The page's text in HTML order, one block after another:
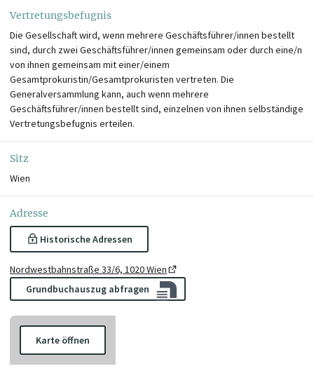
Vertretungsbefugnis
Die Gesellschaft wird, wenn mehrere Geschäftsführer/innen bestellt
sind, durch zwei Geschäftsführer/innen gemeinsam oder durch eine/n
von ihnen gemeinsam mit einer/einem
Gesamtprokuristin/Gesamtprokuristen vertreten. Die
Generalversammlung kann, auch wenn mehrere
Geschäftsführer/innen bestellt sind, einzelnen von ihnen selbständige
Vertretungsbefugnis erteilen.
Sitz
Wien
Adresse
Historische Adressen
Nordwestbahnstraße 33/6, 1020 Wien
Grundbuchauszug abfragen
Karte öffnen